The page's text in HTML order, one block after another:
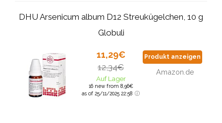
DHU Arsenicum album D12 Streukügelchen, 10 g
Globuli
11,29€
12,34€
Auf Lager
16 new from 8,96€
as of 25/11/2025 22:58
Produkt anzeigen
Amazon.de